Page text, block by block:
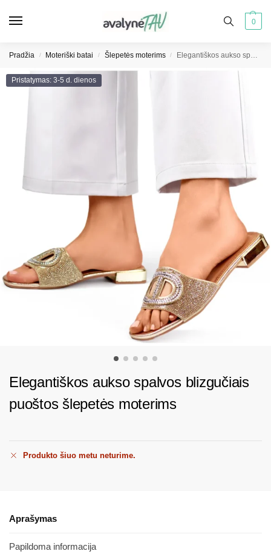
0
Pradžia / Moteriški batai / Šlepetės moterims / Elegantiškos aukso spalvos blizgučiais puoštos šlepetės moterims
Pristatymas: 3-5 d. dienos
Elegantiškos aukso spalvos blizgučiais
puoštos šlepetės moterims
Produkto šiuo metu neturime.
Aprašymas
Papildoma informacija